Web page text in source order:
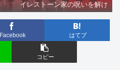
イレストーン家の呪いを解け
Facebook はてブ
コピー